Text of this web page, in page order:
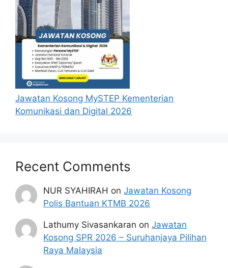
Jawatan Kosong MySTEP Kementerian
Komunikasi dan Digital 2026
Recent Comments
NUR SYAHIRAH onJawatan Kosong
Polis Bantuan KTMB 2026
Lathumy Sivasankaran onJawatan
Kosong SPR 2026 – Suruhanjaya Pilihan
Raya Malaysia